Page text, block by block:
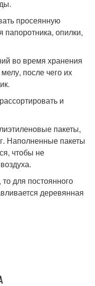
просеянную
папоротника, опилки,
во время хранения
после чего их
и
пакеты,
Наполненные пакеты
чтобы не
для постоянного
деревянная